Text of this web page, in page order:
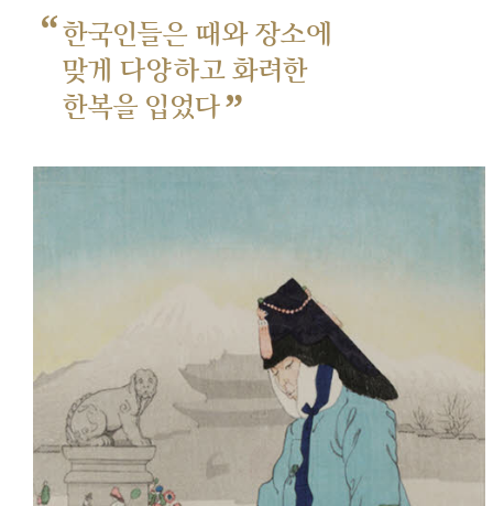
“한국인들은 때와 장소에
맞게 다양하고 화려한
한복을 입었다”